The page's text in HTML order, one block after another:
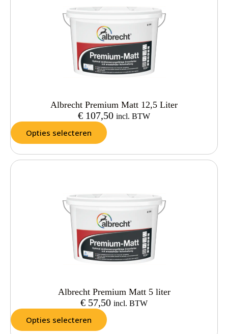
Albrecht Premium Matt 12,5 Liter
€ 107,50 incl. BTW
Opties selecteren
Albrecht Premium Matt 5 liter
€ 57,50 incl. BTW
Opties selecteren